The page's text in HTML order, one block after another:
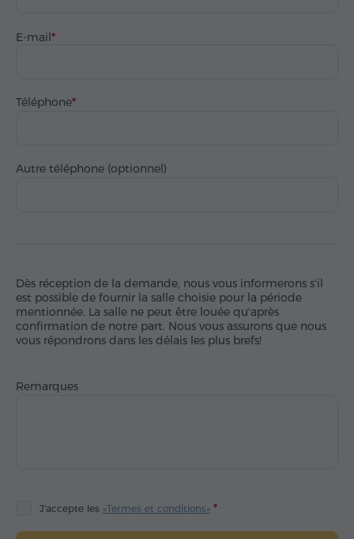
E-mail
Téléphone
Autre téléphone (optionnel)
Dès réception de la demande, nous vous informerons s'il
est possible de fournir la salle choisie pour la période
mentionnée. La salle ne peut être louée qu'après
confirmation de notre part. Nous vous assurons que nous
vous répondrons dans les délais les plus brefs!
Remarques
J'accepte les «Termes et conditions»